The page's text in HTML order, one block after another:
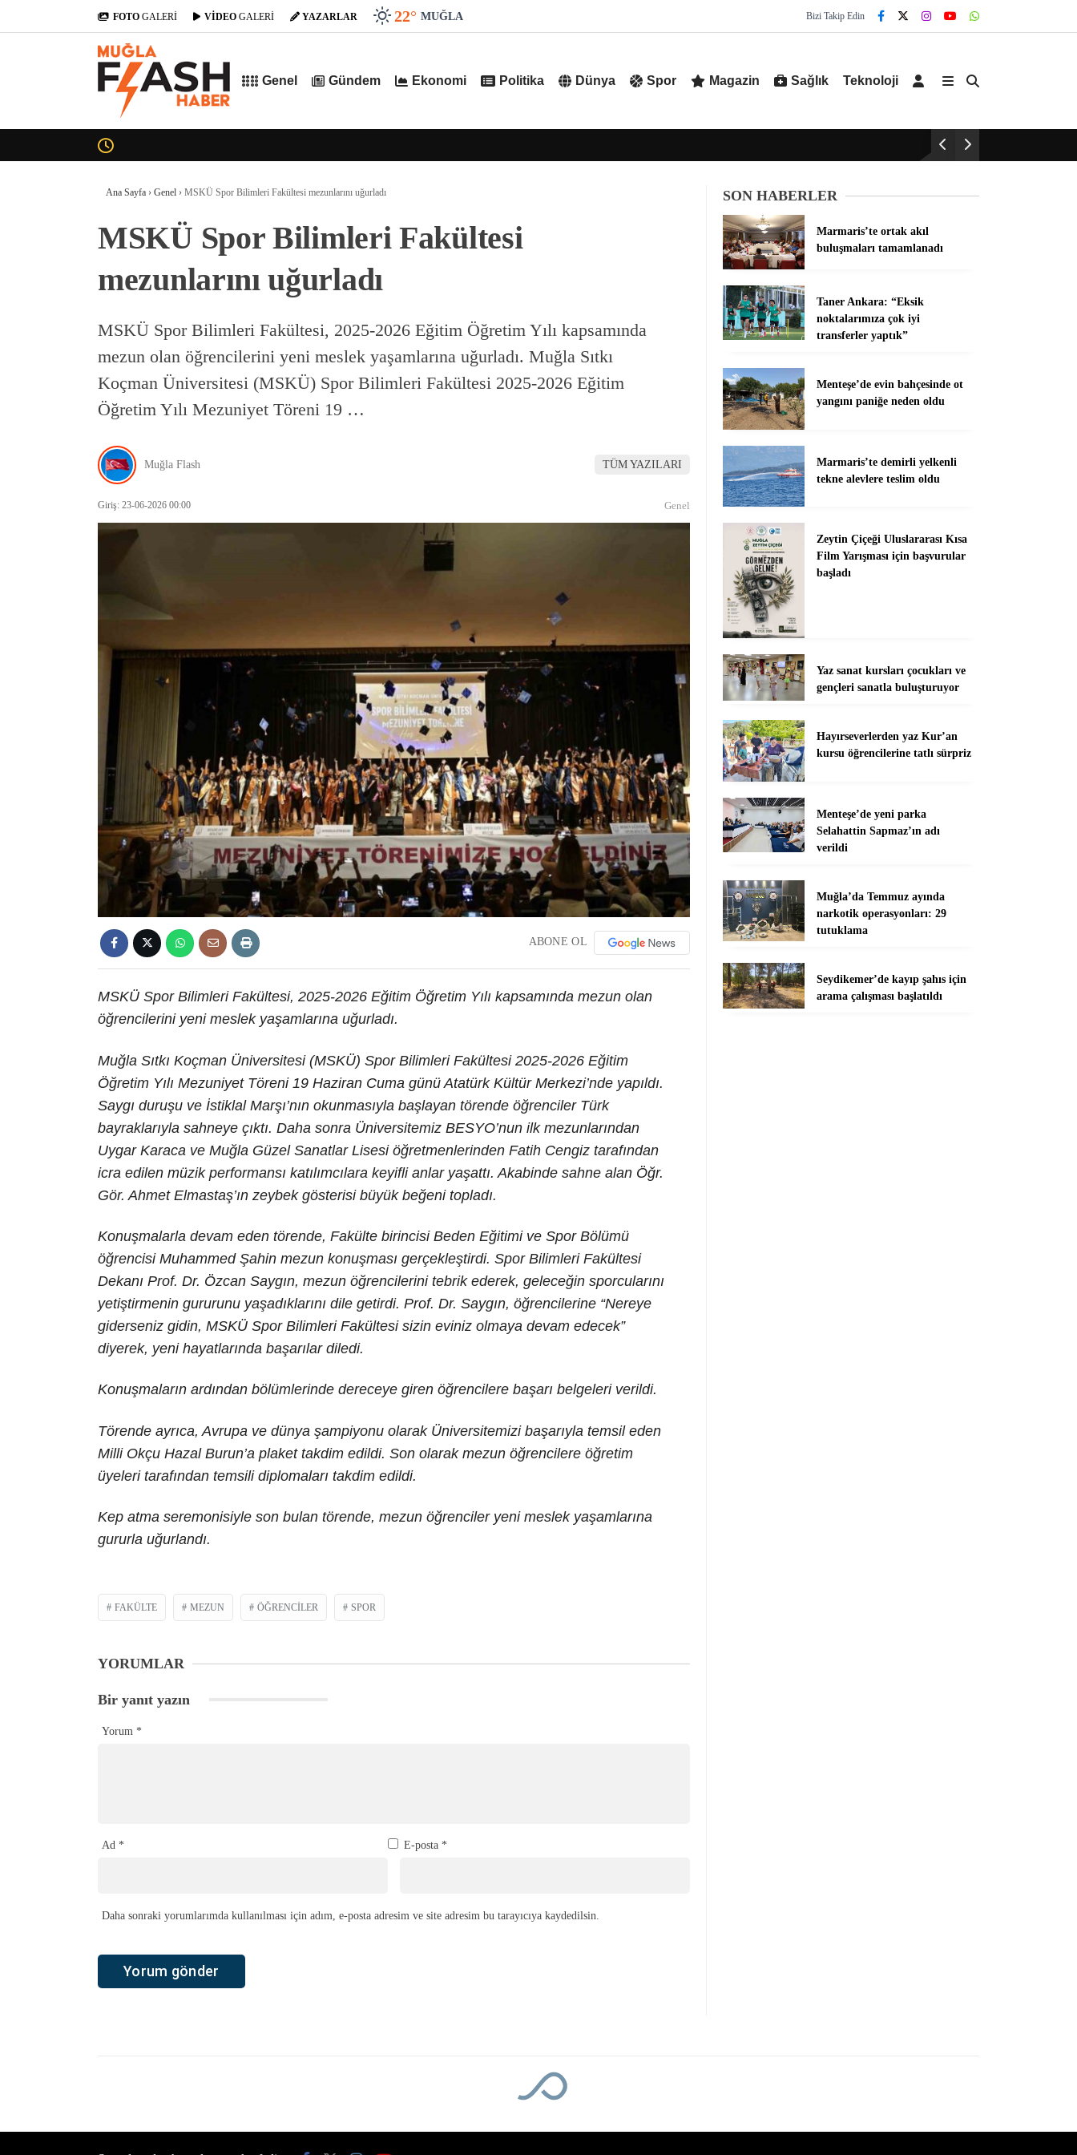
FOTO GALERİ VİDEO GALERİ YAZARLAR 22° MUĞLA Bizi Takip Edin
Genel Gündem Ekonomi Politika Dünya Spor Magazin Sağlık Teknoloji
Ana Sayfa › Genel › MSKÜ Spor Bilimleri Fakültesi mezunlarını uğurladı
MSKÜ Spor Bilimleri Fakültesi
mezunlarını uğurladı
MSKÜ Spor Bilimleri Fakültesi, 2025-2026 Eğitim Öğretim Yılı kapsamında
mezun olan öğrencilerini yeni meslek yaşamlarına uğurladı. Muğla Sıtkı
Koçman Üniversitesi (MSKÜ) Spor Bilimleri Fakültesi 2025-2026 Eğitim
Öğretim Yılı Mezuniyet Töreni 19 …
Muğla Flash TÜM YAZILARI
Giriş: 23-06-2026 00:00 Genel
ABONE OL
MSKÜ Spor Bilimleri Fakültesi, 2025-2026 Eğitim Öğretim Yılı kapsamında mezun olan
öğrencilerini yeni meslek yaşamlarına uğurladı.
Muğla Sıtkı Koçman Üniversitesi (MSKÜ) Spor Bilimleri Fakültesi 2025-2026 Eğitim
Öğretim Yılı Mezuniyet Töreni 19 Haziran Cuma günü Atatürk Kültür Merkezi’nde yapıldı.
Saygı duruşu ve İstiklal Marşı’nın okunmasıyla başlayan törende öğrenciler Türk
bayraklarıyla sahneye çıktı. Daha sonra Üniversitemiz BESYO’nun ilk mezunlarından
Uygar Karaca ve Muğla Güzel Sanatlar Lisesi öğretmenlerinden Fatih Cengiz tarafından
icra edilen müzik performansı katılımcılara keyifli anlar yaşattı. Akabinde sahne alan Öğr.
Gör. Ahmet Elmastaş’ın zeybek gösterisi büyük beğeni topladı.
Konuşmalarla devam eden törende, Fakülte birincisi Beden Eğitimi ve Spor Bölümü
öğrencisi Muhammed Şahin mezun konuşması gerçekleştirdi. Spor Bilimleri Fakültesi
Dekanı Prof. Dr. Özcan Saygın, mezun öğrencilerini tebrik ederek, geleceğin sporcularını
yetiştirmenin gururunu yaşadıklarını dile getirdi. Prof. Dr. Saygın, öğrencilerine “Nereye
giderseniz gidin, MSKÜ Spor Bilimleri Fakültesi sizin eviniz olmaya devam edecek”
diyerek, yeni hayatlarında başarılar diledi.
Konuşmaların ardından bölümlerinde dereceye giren öğrencilere başarı belgeleri verildi.
Törende ayrıca, Avrupa ve dünya şampiyonu olarak Üniversitemizi başarıyla temsil eden
Milli Okçu Hazal Burun’a plaket takdim edildi. Son olarak mezun öğrencilere öğretim
üyeleri tarafından temsili diplomaları takdim edildi.
Kep atma seremonisiyle son bulan törende, mezun öğrenciler yeni meslek yaşamlarına
gururla uğurlandı.
FAKÜLTE MEZUN ÖĞRENCILER SPOR
YORUMLAR
Bir yanıt yazın
Yorum *
Ad * E-posta *
Daha sonraki yorumlarımda kullanılması için adım, e-posta adresim ve site adresim bu tarayıcıya kaydedilsin.
SON HABERLER
Marmaris’te ortak akıl
buluşmaları tamamlanadı
Taner Ankara: “Eksik
noktalarımıza çok iyi
transferler yaptık”
Menteşe’de evin bahçesinde ot
yangını paniğe neden oldu
Marmaris’te demirli yelkenli
tekne alevlere teslim oldu
Zeytin Çiçeği Uluslararası Kısa
Film Yarışması için başvurular
başladı
Yaz sanat kursları çocukları ve
gençleri sanatla buluşturuyor
Hayırseverlerden yaz Kur’an
kursu öğrencilerine tatlı sürpriz
Menteşe’de yeni parka
Selahattin Sapmaz’ın adı
verildi
Muğla’da Temmuz ayında
narkotik operasyonları: 29
tutuklama
Seydikemer’de kayıp şahıs için
arama çalışması başlatıldı